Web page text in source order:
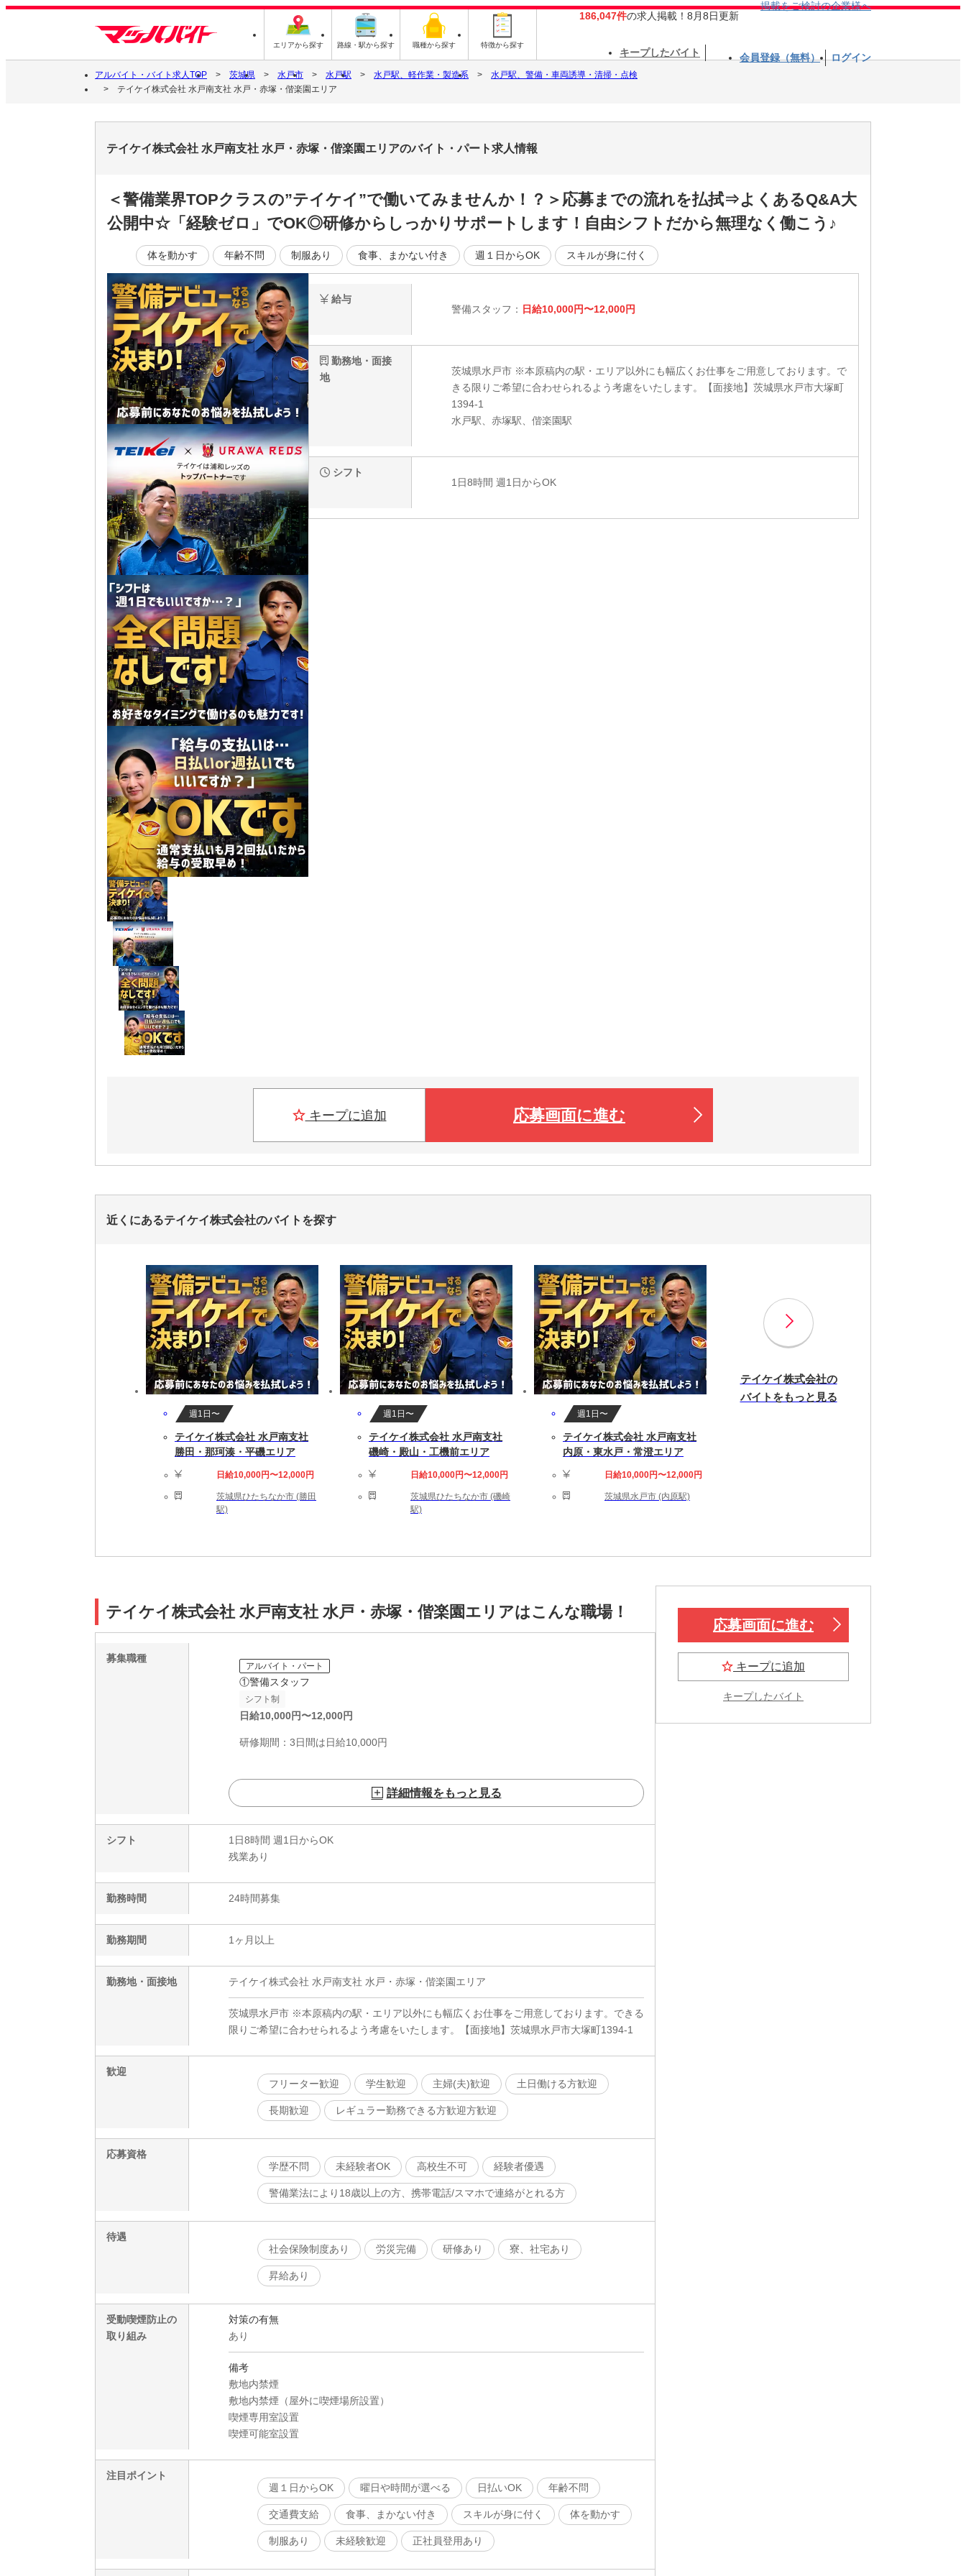
エリアから探す 路線・駅から探す 職種から探す 特徴から探す
186,047件の求人掲載！8月8日更新
掲載をご検討の企業様へ
キープしたバイト 会員登録（無料） ログイン
アルバイト・バイト求人TOP 茨城県 水戸市 水戸駅 水戸駅、軽作業・製造系
水戸駅、警備・車両誘導・清掃・点検
テイケイ株式会社 水戸南支社 水戸・赤塚・偕楽園エリア
テイケイ株式会社 水戸南支社 水戸・赤塚・偕楽園エリアのバイト・パート求人情報
＜警備業界TOPクラスの”テイケイ”で働いてみませんか！？＞応募までの流れを払拭⇒よくあるQ&A大
公開中☆「経験ゼロ」でOK◎研修からしっかりサポートします！自由シフトだから無理なく働こう♪
体を動かす 年齢不問 制服あり 食事、まかない付き 週１日からOK スキルが身に付く
給与
警備スタッフ： 日給10,000円〜12,000円
勤務地・面接
地
茨城県水戸市 ※本原稿内の駅・エリア以外にも幅広くお仕事をご用意しております。で
きる限りご希望に合わせられるよう考慮をいたします。【面接地】茨城県水戸市大塚町
1394-1
水戸駅、赤塚駅、偕楽園駅
シフト
1日8時間 週1日からOK
キープに追加 応募画面に進む
近くにあるテイケイ株式会社のバイトを探す
週1日〜
テイケイ株式会社 水戸南支社
勝田・那珂湊・平磯エリア
日給10,000円〜12,000円
茨城県ひたちなか市 (勝田
駅)
週1日〜
テイケイ株式会社 水戸南支社
磯崎・殿山・工機前エリア
日給10,000円〜12,000円
茨城県ひたちなか市 (磯崎
駅)
週1日〜
テイケイ株式会社 水戸南支社
内原・東水戸・常澄エリア
日給10,000円〜12,000円
茨城県水戸市 (内原駅)
テイケイ株式会社の
バイトをもっと見る
テイケイ株式会社 水戸南支社 水戸・赤塚・偕楽園エリアはこんな職場！
募集職種
アルバイト・パート
①警備スタッフ
シフト制
日給10,000円〜12,000円
研修期間：3日間は日給10,000円
詳細情報をもっと見る
シフト
1日8時間 週1日からOK
残業あり
勤務時間 24時間募集
勤務期間 1ヶ月以上
勤務地・面接地 テイケイ株式会社 水戸南支社 水戸・赤塚・偕楽園エリア
茨城県水戸市 ※本原稿内の駅・エリア以外にも幅広くお仕事をご用意しております。できる
限りご希望に合わせられるよう考慮をいたします。【面接地】茨城県水戸市大塚町1394-1
歓迎
フリーター歓迎
学生歓迎 主婦(夫)歓迎 土日働ける方歓迎
長期歓迎 レギュラー勤務できる方歓迎方歓迎
応募資格
学歴不問
未経験者OK 高校生不可 経験者優遇
警備業法により18歳以上の方、携帯電話/スマホで連絡がとれる方
待遇
社会保険制度あり
労災完備 研修あり 寮、社宅あり
昇給あり
受動喫煙防止の
取り組み
対策の有無
あり
備考
敷地内禁煙
敷地内禁煙（屋外に喫煙場所設置）
喫煙専用室設置
喫煙可能室設置
注目ポイント
週１日からOK
曜日や時間が選べる 日払いOK 年齢不問
交通費支給 食事、まかない付き スキルが身に付く 体を動かす
制服あり 未経験歓迎 正社員登用あり
応募画面に進む
キープに追加
キープしたバイト